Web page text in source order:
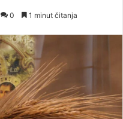
0 1 minut čitanja